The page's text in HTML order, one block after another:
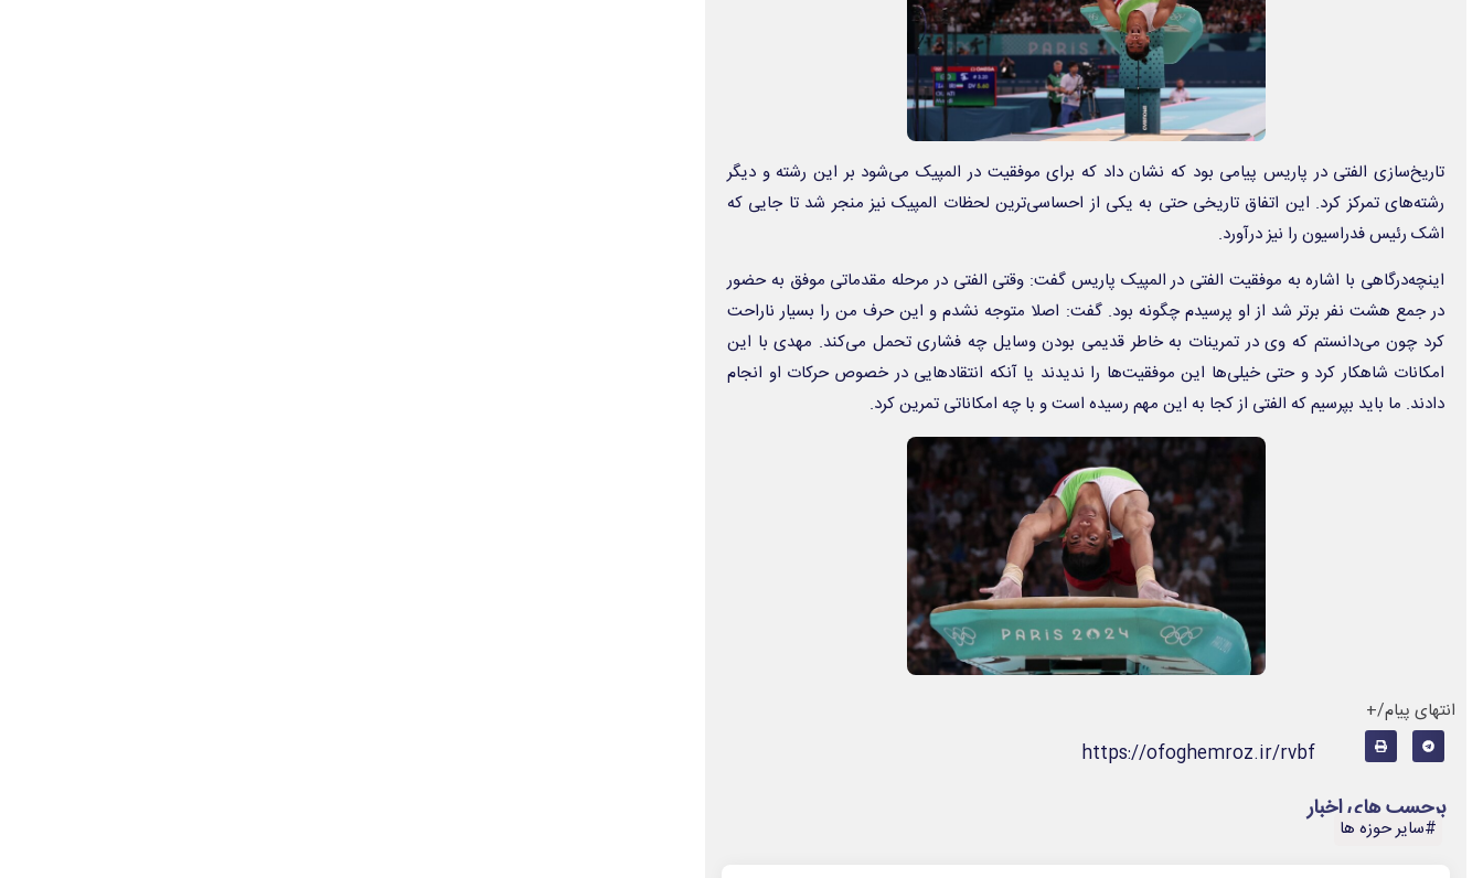
تاریخ‌سازی الفتی در پاریس پیامی بود که نشان داد که برای موفقیت در المپیک می‌شود بر این رشته و دیگر
رشته‌های تمرکز کرد. این اتفاق تاریخی حتی به یکی از احساسی‌ترین لحظات المپیک نیز منجر شد تا جایی که
اشک رئیس فدراسیون را نیز درآورد.
اینچه‌درگاهی با اشاره به موفقیت الفتی در المپیک پاریس گفت: وقتی الفتی در مرحله مقدماتی موفق به حضور
در جمع هشت نفر برتر شد از او پرسیدم چگونه بود. گفت: اصلا متوجه نشدم و این حرف من را بسیار ناراحت
کرد چون می‌دانستم که وی در تمرینات به خاطر قدیمی بودن وسایل چه فشاری تحمل می‌کند. مهدی با این
امکانات شاهکار کرد و حتی خیلی‌ها این موفقیت‌ها را ندیدند یا آنکه انتقادهایی در خصوص حرکات او انجام
دادند. ما باید بپرسیم که الفتی از کجا به این مهم رسیده است و با چه امکاناتی تمرین کرد.
انتهای پیام/+
https://ofoghemroz.ir/rvbf
برچسب های اخبار
#سایر حوزه ها